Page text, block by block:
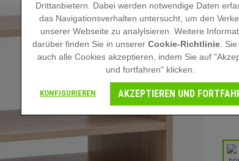
Drittanbietern. Dabei werden notwendige Daten
das Navigationsverhalten untersucht, um den
unserer Webseite zu analylsieren. Weitere
darüber finden Sie in unserer Cookie-Richtlinie. Sie
auch alle Cookies akzeptieren, indem Sie auf
und fortfahren" klicken.
KONFIGURIEREN AKZEPTIEREN UND